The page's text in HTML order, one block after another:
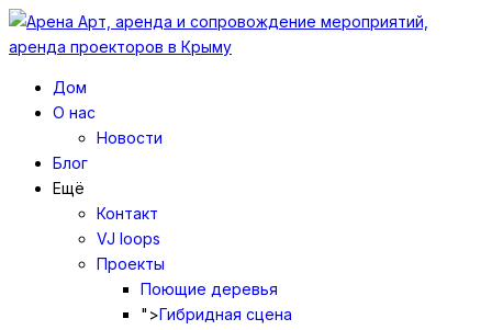
Дом
О нас
Новости
Блог
Ещё
Контакт
VJ loops
Проекты
Поющие деревья
">Гибридная сцена